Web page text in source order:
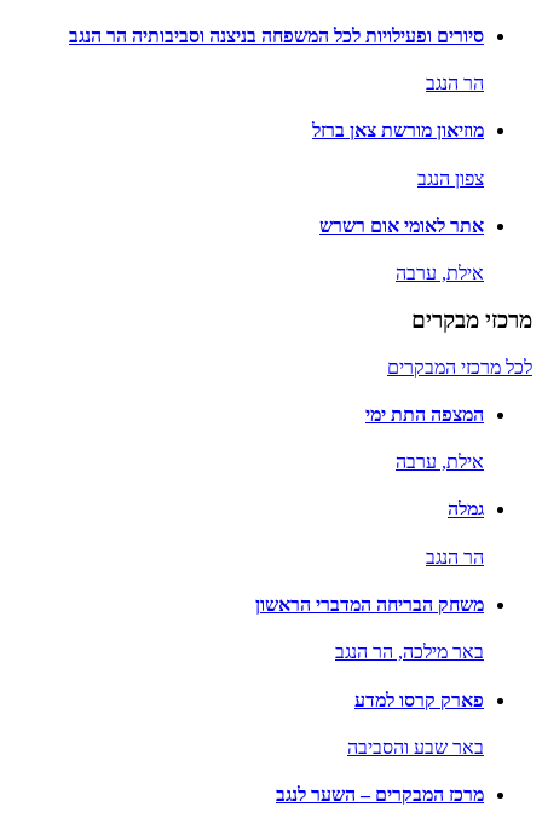
סיורים ופעילויות לכל המשפחה בניצנה וסביבותיה הר הנגב
הר הנגב
מוזיאון מורשת צאן ברזל
צפון הנגב
אתר לאומי אום רשרש
אילת, ערבה
מרכזי מבקרים
לכל מרכזי המבקרים
המצפה התת ימי
אילת, ערבה
גמלה
הר הנגב
משחק הבריחה המדברי הראשון
באר מילכה, הר הנגב
פארק קרסו למדע
באר שבע והסביבה
מרכז המבקרים – השער לנגב